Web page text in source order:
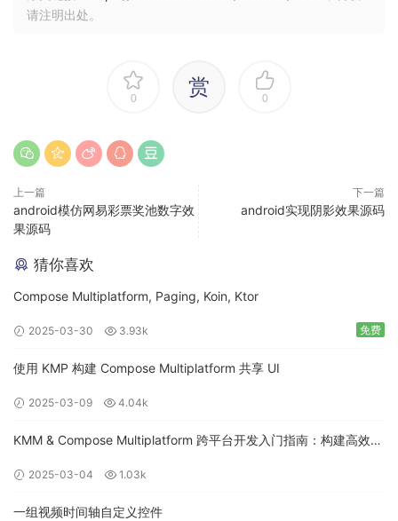
请注明出处。
0 赏 0
上一篇
android模仿网易彩票奖池数字效
果源码
下一篇
android实现阴影效果源码
猜你喜欢
Compose Multiplatform, Paging, Koin, Ktor
2025-03-30 3.93k 免费
使用 KMP 构建 Compose Multiplatform 共享 UI
2025-03-09 4.04k
KMM & Compose Multiplatform 跨平台开发入门指南：构建高效的
2025-03-04 1.03k
一组视频时间轴自定义控件